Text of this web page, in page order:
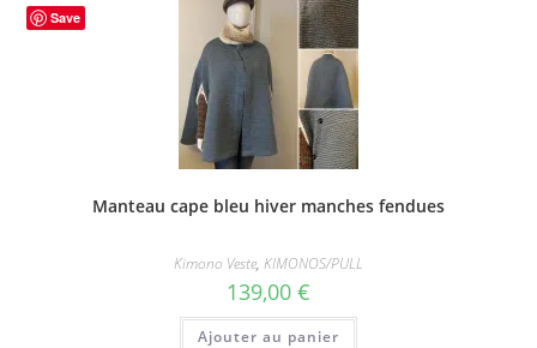
Save
Manteau cape bleu hiver manches fendues
Kimono Veste, KIMONOS/PULL
139,00 €
Ajouter au panier